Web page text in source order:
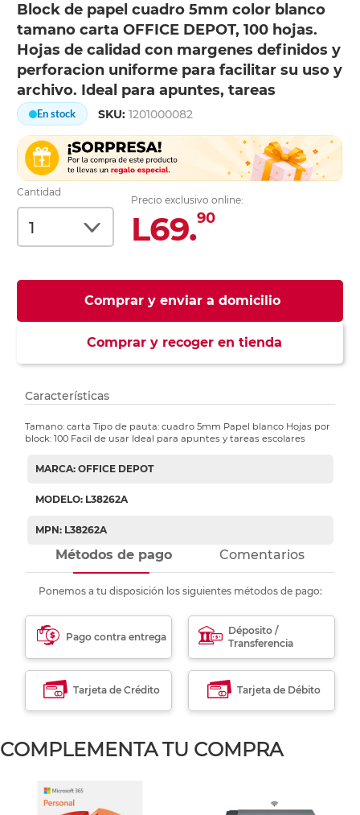
Block de papel cuadro 5mm color blanco
tamano carta OFFICE DEPOT, 100 hojas.
Hojas de calidad con margenes definidos y
perforacion uniforme para facilitar su uso y
archivo. Ideal para apuntes, tareas
En stock SKU:1201000082
Cantidad
Precio exclusivo online:
L69.90
Comprar y enviar a domicilio
Comprar y recoger en tienda
Características
Tamano: carta Tipo de pauta: cuadro 5mm Papel blanco Hojas por
block: 100 Facil de usar Ideal para apuntes y tareas escolares
MARCA: OFFICE DEPOT
MODELO: L38262A
MPN: L38262A
Métodos de pago Comentarios
Ponemos a tu disposición los siguientes métodos de pago:
Pago contra entrega
Déposito /
Transferencia
Tarjeta de Crédito Tarjeta de Débito
COMPLEMENTA TU COMPRA